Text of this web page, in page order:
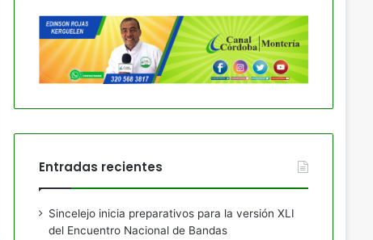
Entradas recientes
Sincelejo inicia preparativos para la versión XLI
del Encuentro Nacional de Bandas